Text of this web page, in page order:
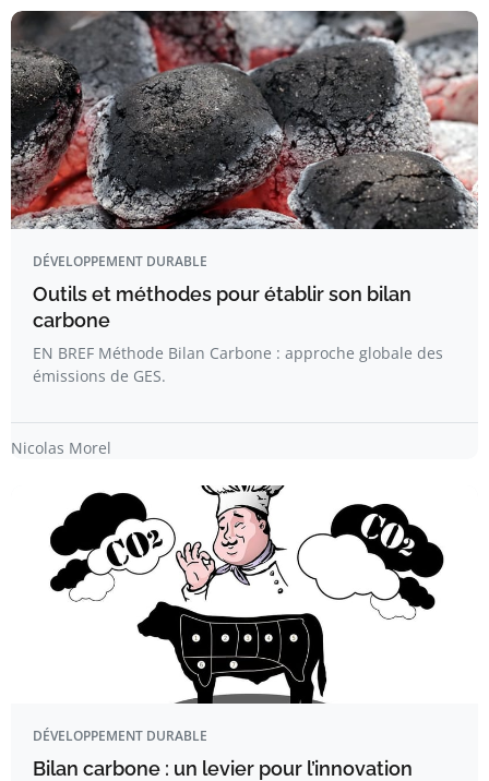
DÉVELOPPEMENT DURABLE
Outils et méthodes pour établir son bilan
carbone
EN BREF Méthode Bilan Carbone : approche globale des
émissions de GES.
Nicolas Morel
DÉVELOPPEMENT DURABLE
Bilan carbone : un levier pour l’innovation